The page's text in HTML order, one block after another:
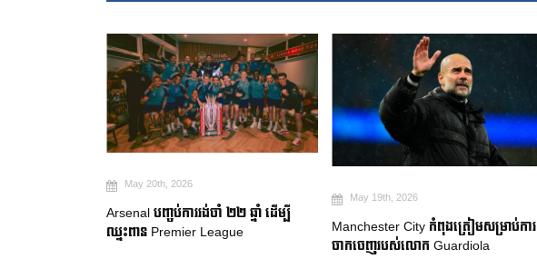
May 20th, 2026
Arsenal បញ្ចប់ការរង់ចាំ ២២ ឆ្នាំ ដើម្បី
ឈ្នះពាន Premier League
May 19th, 2026
Manchester City កំពុងត្រៀមសម្រាប់ការ
ចាកចេញរបស់លោក Guardiola